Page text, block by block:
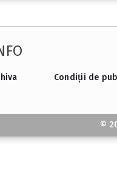
Condiții de
©